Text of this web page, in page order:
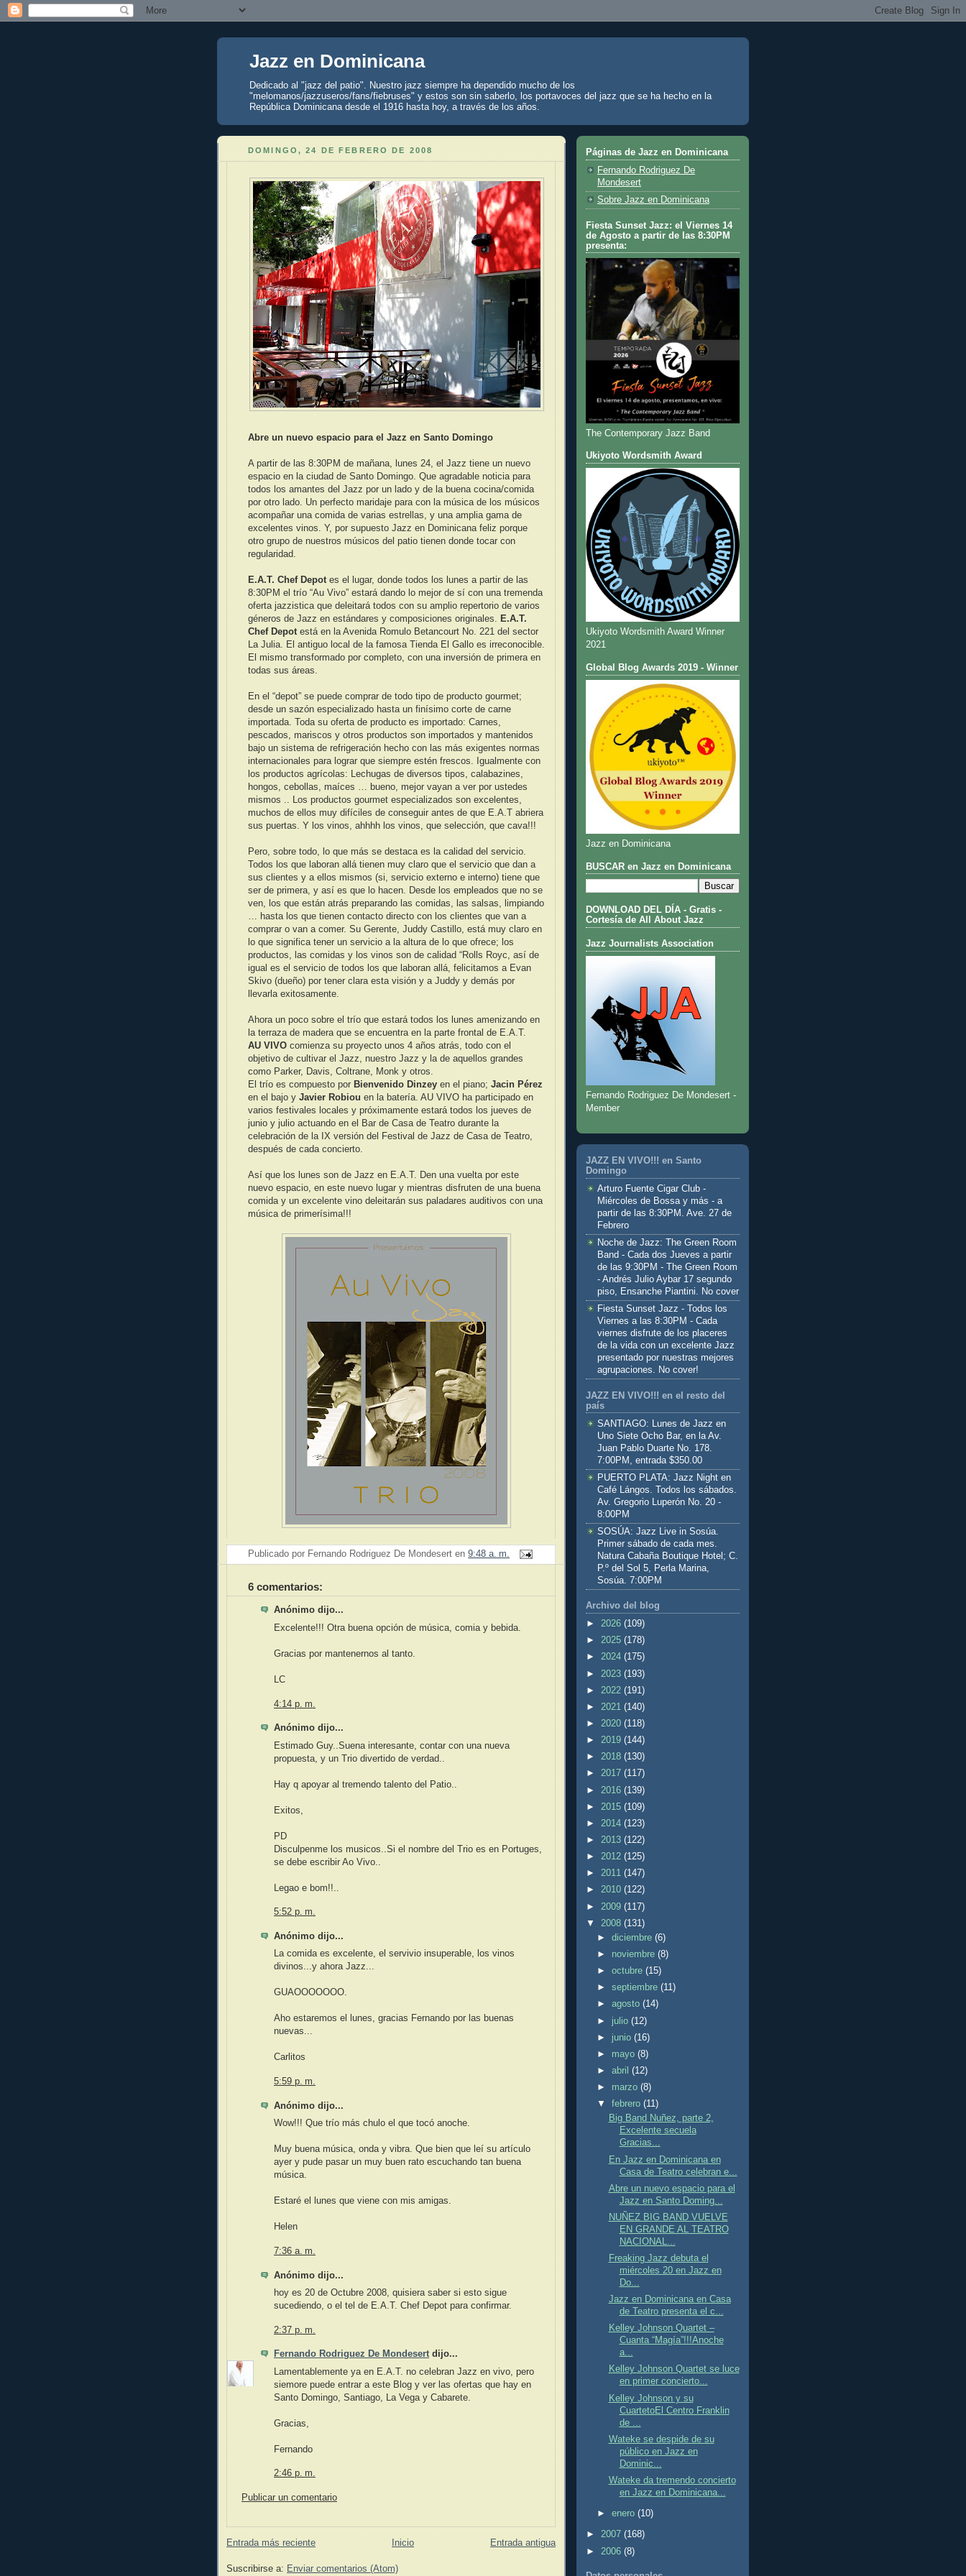
Jazz en Dominicana
Dedicado al "jazz del patio". Nuestro jazz siempre ha dependido mucho de los
"melomanos/jazzuseros/fans/fiebruses" y estos son sin saberlo, los portavoces del jazz que se ha hecho en la
República Dominicana desde el 1916 hasta hoy, a través de los años.
DOMINGO, 24 DE FEBRERO DE 2008
Abre un nuevo espacio para el Jazz en Santo Domingo
A partir de las 8:30PM de mañana, lunes 24, el Jazz tiene un nuevo
espacio en la ciudad de Santo Domingo. Que agradable noticia para
todos los amantes del Jazz por un lado y de la buena cocina/comida
por otro lado. Un perfecto maridaje para con la música de los músicos
acompañar una comida de varias estrellas, y una amplia gama de
excelentes vinos. Y, por supuesto Jazz en Dominicana feliz porque
otro grupo de nuestros músicos del patio tienen donde tocar con
regularidad.
E.A.T. Chef Depotes el lugar, donde todos los lunes a partir de las
8:30PM el trío “Au Vivo” estará dando lo mejor de sí con una tremenda
oferta jazzistica que deleitará todos con su amplio repertorio de varios
géneros de Jazz en estándares y composiciones originales. E.A.T.
Chef Depotestá en la Avenida Romulo Betancourt No. 221 del sector
La Julia. El antiguo local de la famosa Tienda El Gallo es irreconocible.
El mismo transformado por completo, con una inversión de primera en
todas sus áreas.
En el “depot” se puede comprar de todo tipo de producto gourmet;
desde un sazón especializado hasta un finísimo corte de carne
importada. Toda su oferta de producto es importado: Carnes,
pescados, mariscos y otros productos son importados y mantenidos
bajo un sistema de refrigeración hecho con las más exigentes normas
internacionales para lograr que siempre estén frescos. Igualmente con
los productos agrícolas: Lechugas de diversos tipos, calabazines,
hongos, cebollas, maíces … bueno, mejor vayan a ver por ustedes
mismos .. Los productos gourmet especializados son excelentes,
muchos de ellos muy difíciles de conseguir antes de que E.A.T abriera
sus puertas. Y los vinos, ahhhh los vinos, que selección, que cava!!!
Pero, sobre todo, lo que más se destaca es la calidad del servicio.
Todos los que laboran allá tienen muy claro que el servicio que dan a
sus clientes y a ellos mismos (si, servicio externo e interno) tiene que
ser de primera, y así es que lo hacen. Desde los empleados que no se
ven, los que están atrás preparando las comidas, las salsas, limpiando
… hasta los que tienen contacto directo con los clientes que van a
comprar o van a comer. Su Gerente, Juddy Castillo, está muy claro en
lo que significa tener un servicio a la altura de lo que ofrece; los
productos, las comidas y los vinos son de calidad “Rolls Royc, así de
igual es el servicio de todos los que laboran allá, felicitamos a Evan
Skivo (dueño) por tener clara esta visión y a Juddy y demás por
llevarla exitosamente.
Ahora un poco sobre el trío que estará todos los lunes amenizando en
la terraza de madera que se encuentra en la parte frontal de E.A.T.
AU VIVO comienza su proyecto unos 4 años atrás, todo con el
objetivo de cultivar el Jazz, nuestro Jazz y la de aquellos grandes
como Parker, Davis, Coltrane, Monk y otros.
El trío es compuesto por Bienvenido Dinzey en el piano; Jacin Pérez
en el bajo y Javier Robiou en la batería. AU VIVO ha participado en
varios festivales locales y próximamente estará todos los jueves de
junio y julio actuando en el Bar de Casa de Teatro durante la
celebración de la IX versión del Festival de Jazz de Casa de Teatro,
después de cada concierto.
Así que los lunes son de Jazz en E.A.T. Den una vuelta por este
nuevo espacio, en este nuevo lugar y mientras disfruten de una buena
comida y un excelente vino deleitarán sus paladares auditivos con una
música de primerísima!!!
Publicado por Fernando Rodriguez De Mondesert en 9:48 a. m.
6 comentarios:
Anónimo dijo...
Excelente!!! Otra buena opción de música, comia y bebida.
Gracias por mantenernos al tanto.
LC
4:14 p. m.
Anónimo dijo...
Estimado Guy..Suena interesante, contar con una nueva
propuesta, y un Trio divertido de verdad..
Hay q apoyar al tremendo talento del Patio..
Exitos,
PD
Disculpenme los musicos..Si el nombre del Trio es en Portuges,
se debe escribir Ao Vivo..
Legao e bom!!..
5:52 p. m.
Anónimo dijo...
La comida es excelente, el servivio insuperable, los vinos
divinos...y ahora Jazz...
GUAOOOOOOO.
Aho estaremos el lunes, gracias Fernando por las buenas
nuevas...
Carlitos
5:59 p. m.
Anónimo dijo...
Wow!!! Que trío más chulo el que tocó anoche.
Muy buena música, onda y vibra. Que bien que leí su artículo
ayer y pude pasar un muy buen rato escuchando tan buena
música.
Estaré el lunes que viene con mis amigas.
Helen
7:36 a. m.
Anónimo dijo...
hoy es 20 de Octubre 2008, quisiera saber si esto sigue
sucediendo, o el tel de E.A.T. Chef Depot para confirmar.
2:37 p. m.
Fernando Rodriguez De Mondesert dijo...
Lamentablemente ya en E.A.T. no celebran Jazz en vivo, pero
siemore puede entrar a este Blog y ver las ofertas que hay en
Santo Domingo, Santiago, La Vega y Cabarete.
Gracias,
Fernando
2:46 p. m.
Publicar un comentario
Entrada más reciente Entrada antigua
Inicio
Suscribirse a: Enviar comentarios (Atom)
Páginas de Jazz en Dominicana
Fernando Rodriguez De
Mondesert
Sobre Jazz en Dominicana
Fiesta Sunset Jazz: el Viernes 14
de Agosto a partir de las 8:30PM
presenta:
The Contemporary Jazz Band
Ukiyoto Wordsmith Award
Ukiyoto Wordsmith Award Winner
2021
Global Blog Awards 2019 - Winner
Jazz en Dominicana
BUSCAR en Jazz en Dominicana
DOWNLOAD DEL DÍA - Gratis -
Cortesía de All About Jazz
Jazz Journalists Association
Fernando Rodriguez De Mondesert -
Member
JAZZ EN VIVO!!! en Santo
Domingo
Arturo Fuente Cigar Club -
Miércoles de Bossa y más - a
partir de las 8:30PM. Ave. 27 de
Febrero
Noche de Jazz: The Green Room
Band - Cada dos Jueves a partir
de las 9:30PM - The Green Room
- Andrés Julio Aybar 17 segundo
piso, Ensanche Piantini. No cover
Fiesta Sunset Jazz - Todos los
Viernes a las 8:30PM - Cada
viernes disfrute de los placeres
de la vida con un excelente Jazz
presentado por nuestras mejores
agrupaciones. No cover!
JAZZ EN VIVO!!! en el resto del
país
SANTIAGO: Lunes de Jazz en
Uno Siete Ocho Bar, en la Av.
Juan Pablo Duarte No. 178.
7:00PM, entrada $350.00
PUERTO PLATA: Jazz Night en
Café Lángos. Todos los sábados.
Av. Gregorio Luperón No. 20 -
8:00PM
SOSÚA: Jazz Live in Sosúa.
Primer sábado de cada mes.
Natura Cabaña Boutique Hotel; C.
P.º del Sol 5, Perla Marina,
Sosúa. 7:00PM
Archivo del blog
► 2026 (109)
► 2025 (178)
► 2024 (175)
► 2023 (193)
► 2022 (191)
► 2021 (140)
► 2020 (118)
► 2019 (144)
► 2018 (130)
► 2017 (117)
► 2016 (139)
► 2015 (109)
► 2014 (123)
► 2013 (122)
► 2012 (125)
► 2011 (147)
► 2010 (122)
► 2009 (117)
▼ 2008 (131)
►diciembre(6)
► noviembre(8)
►octubre(15)
►septiembre(11)
►agosto(14)
► julio(12)
► junio(16)
► mayo(8)
►abril(12)
► marzo(8)
▼febrero(11)
Big Band Nuñez, parte 2,
Excelente secuela
Gracias...
En Jazz en Dominicana en
Casa de Teatro celebran e...
Abre un nuevo espacio para el
Jazz en Santo Doming...
NUÑEZ BIG BAND VUELVE
EN GRANDE AL TEATRO
NACIONAL...
Freaking Jazz debuta el
miércoles 20 en Jazz en
Do...
Jazz en Dominicana en Casa
de Teatro presenta el c...
Kelley Johnson Quartet –
Cuanta “Magía”!!!Anoche
a...
Kelley Johnson Quartet se luce
en primer concierto...
Kelley Johnson y su
CuartetoEl Centro Franklin
de ...
Wateke se despide de su
público en Jazz en
Dominic...
Wateke da tremendo concierto
en Jazz en Dominicana...
►enero(10)
► 2007 (168)
► 2006 (8)